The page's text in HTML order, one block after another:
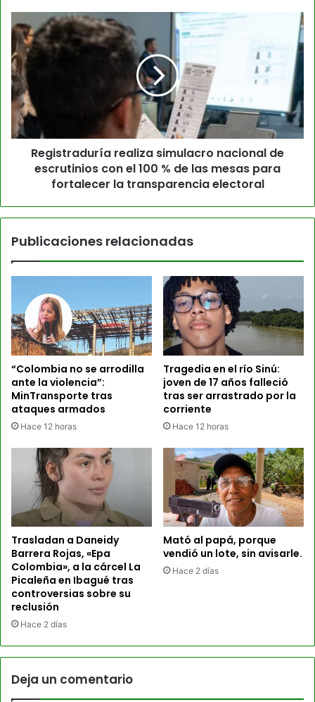
Registraduría realiza simulacro nacional de
escrutinios con el 100 % de las mesas para
fortalecer la transparencia electoral
Publicaciones relacionadas
“Colombia no se arrodilla
ante la violencia”:
MinTransporte tras
ataques armados
Hace 12 horas
Tragedia en el río Sinú:
joven de 17 años falleció
tras ser arrastrado por la
corriente
Hace 12 horas
Trasladan a Daneidy
Barrera Rojas, «Epa
Colombia», a la cárcel La
Picaleña en Ibagué tras
controversias sobre su
reclusión
Hace 2 días
Mató al papá, porque
vendió un lote, sin avisarle.
Hace 2 días
Deja un comentario